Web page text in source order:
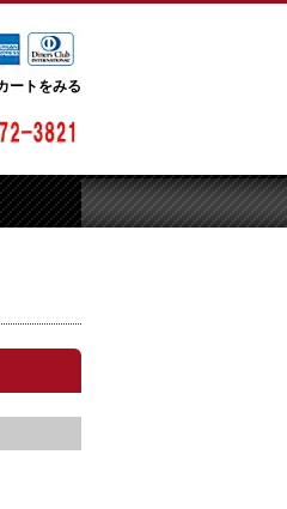
ートをみる